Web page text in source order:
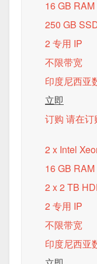
16 GB RAM
250 GB
2 专用 IP
不限带宽
印度尼西亚
立即
订购 请在订
2 x Intel
16 GB RAM
2 x 2 TB
2 专用 IP
不限带宽
印度尼西亚